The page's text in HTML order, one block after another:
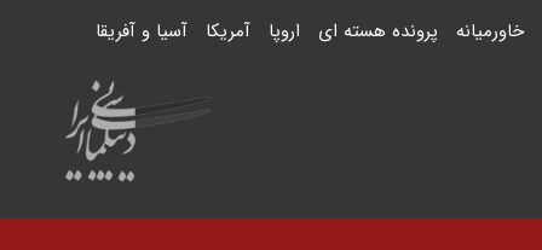
خاورمیانه پرونده هسته ای اروپا آمریکا آسیا و آفریقا